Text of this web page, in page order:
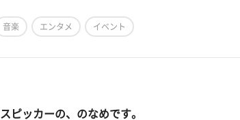
音楽 エンタメ イベント
ピッカーの、のなめです。